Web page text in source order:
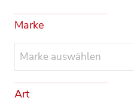
Marke
Marke auswählen
Art